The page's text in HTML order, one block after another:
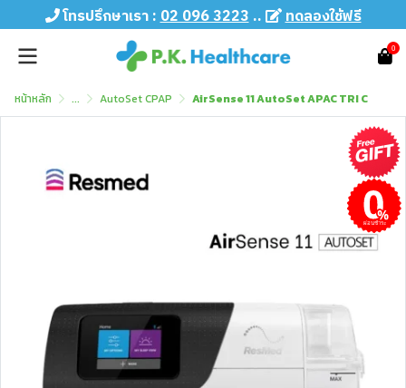
โทรปรึกษาเรา :02 096 3223.. ทดลองใช้ฟรี
0
หน้าหลัก ... AutoSet CPAP AirSense 11 AutoSet APAC TRI C
ผ่อนชำระ